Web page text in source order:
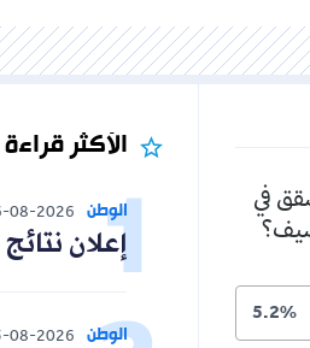
الأكثر قراءة
06-08-2026
09:59
إعلان نتائج مسابقة
05-08-2026
10:16